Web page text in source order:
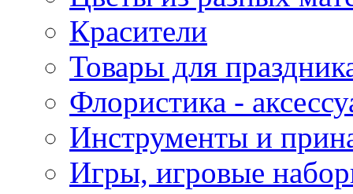
Красители
Товары для
Флористика -
Инструменты и
Игры, игровые